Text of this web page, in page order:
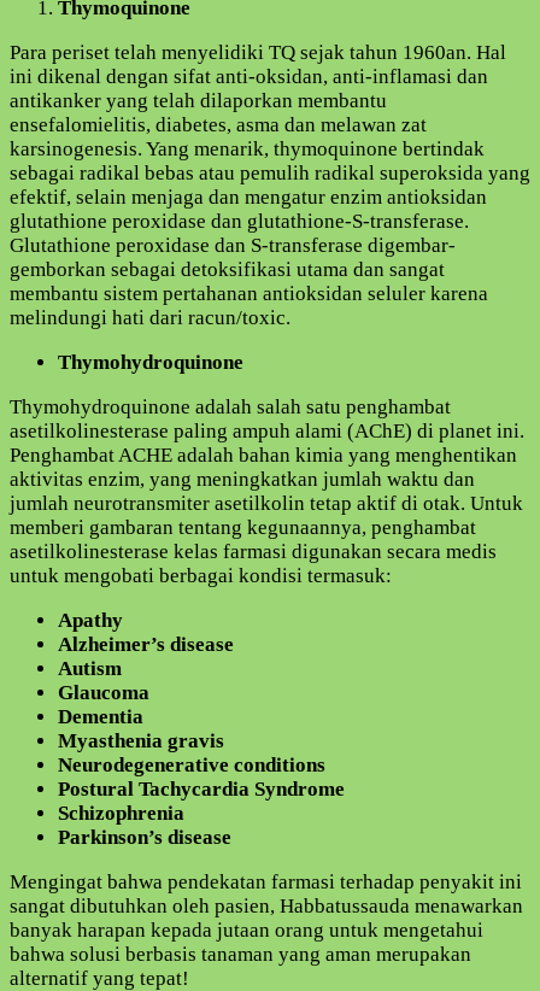
Thymoquinone
Para periset telah menyelidiki TQ sejak tahun 1960an. Hal
ini dikenal dengan sifat anti-oksidan, anti-inflamasi dan
antikanker yang telah dilaporkan membantu
ensefalomielitis, diabetes, asma dan melawan zat
karsinogenesis. Yang menarik, thymoquinone bertindak
sebagai radikal bebas atau pemulih radikal superoksida yang
efektif, selain menjaga dan mengatur enzim antioksidan
glutathione peroxidase dan glutathione-S-transferase.
Glutathione peroxidase dan S-transferase digembar-
gemborkan sebagai detoksifikasi utama dan sangat
membantu sistem pertahanan antioksidan seluler karena
melindungi hati dari racun/toxic.
Thymohydroquinone
Thymohydroquinone adalah salah satu penghambat
asetilkolinesterase paling ampuh alami (AChE) di planet ini.
Penghambat ACHE adalah bahan kimia yang menghentikan
aktivitas enzim, yang meningkatkan jumlah waktu dan
jumlah neurotransmiter asetilkolin tetap aktif di otak. Untuk
memberi gambaran tentang kegunaannya, penghambat
asetilkolinesterase kelas farmasi digunakan secara medis
untuk mengobati berbagai kondisi termasuk:
Apathy
Alzheimer’s disease
Autism
Glaucoma
Dementia
Myasthenia gravis
Neurodegenerative conditions
Postural Tachycardia Syndrome
Schizophrenia
Parkinson’s disease
Mengingat bahwa pendekatan farmasi terhadap penyakit ini
sangat dibutuhkan oleh pasien, Habbatussauda menawarkan
banyak harapan kepada jutaan orang untuk mengetahui
bahwa solusi berbasis tanaman yang aman merupakan
alternatif yang tepat!